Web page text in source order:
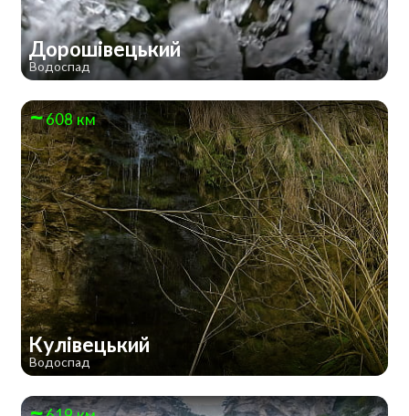
Дорошівецький
Водоспад
608 км
Кулівецький
Водоспад